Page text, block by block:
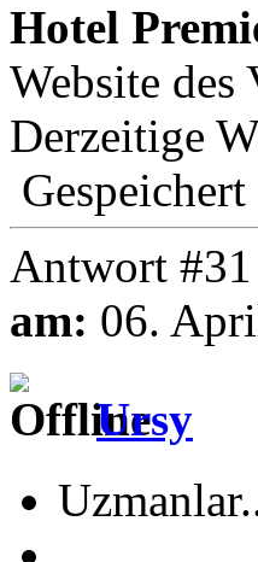
Hotel
Website
Derzeitige
Gespeichert
Antwort #31
am: 06.
Ursy